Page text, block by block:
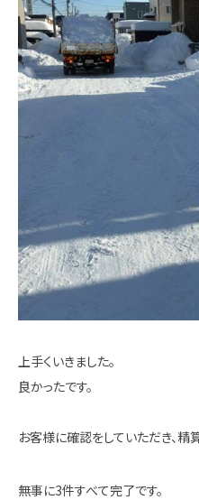
上手くいきました。
良かったです。
お客様に確認をしていただき、精
無事に3件すべて完了です。